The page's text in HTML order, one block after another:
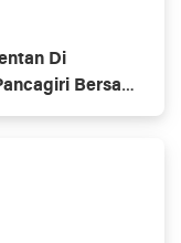
Di
Bersama